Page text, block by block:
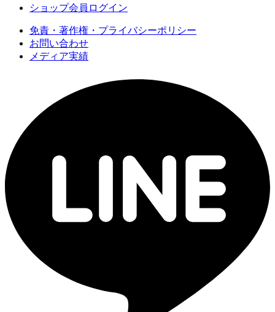
ショップ会員ログイン
免責・著作権・プライバシーポリシー
お問い合わせ
メディア実績